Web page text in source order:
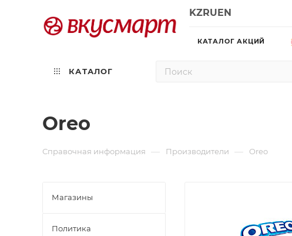
KZRUEN
КАТАЛОГ АКЦИЙ
КАТАЛОГ
Oreo
Справочная информация — Производители — Oreo
Магазины
Политика